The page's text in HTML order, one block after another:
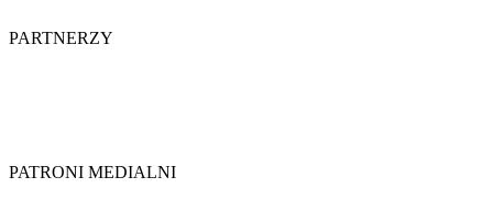
PARTNERZY
PATRONI MEDIALNI